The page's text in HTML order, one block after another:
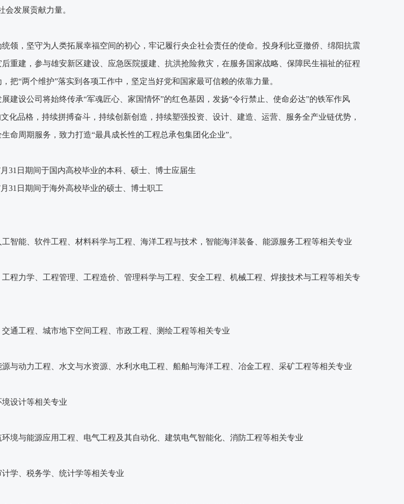
会发展贡献力量。
领，坚守为人类拓展幸福空间的初心，牢记履行央企社会责任的使命。投身利比亚撤侨、绵阳抗震
重建，参与雄安新区建设、应急医院援建、抗洪抢险救灾，在服务国家战略、保障民生福祉的征程
，把“两个维护”落实到各项工作中，坚定当好党和国家最可信赖的依靠力量。
建设公司将始终传承“军魂匠心、家国情怀”的红色基因，发扬“令行禁止、使命必达”的铁军作风
化品格，持续拼搏奋斗，持续创新创造，持续塑强投资、设计、建造、运营、服务全产业链优势，
命周期服务，致力打造“最具成长性的工程总承包集团化企业”。
月31日期间于国内高校毕业的本科、硕士、博士应届生
月31日期间于海外高校毕业的硕士、博士职工
智能、软件工程、材料科学与工程、海洋工程与技术，智能海洋装备、能源服务工程等相关专业
程力学、工程管理、工程造价、管理科学与工程、安全工程、机械工程、焊接技术与工程等相关专
通工程、城市地下空间工程、市政工程、测绘工程等相关专业
与动力工程、水文与水资源、水利水电工程、船舶与海洋工程、冶金工程、采矿工程等相关专业
设计等相关专业
境与能源应用工程、电气工程及其自动化、建筑电气智能化、消防工程等相关专业
学、税务学、统计学等相关专业